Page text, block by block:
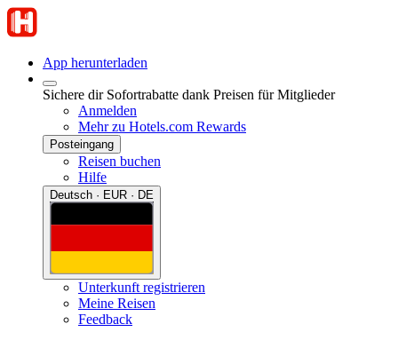
App herunterladen
Sichere dir Sofortrabatte dank Preisen für Mitglieder
Anmelden
Mehr zu Hotels.com Rewards
Posteingang
Reisen buchen
Hilfe
Deutsch · EUR · DE
Unterkunft registrieren
Meine Reisen
Feedback